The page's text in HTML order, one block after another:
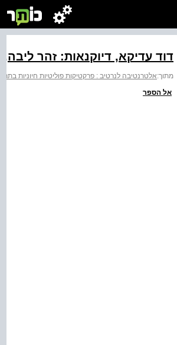
דוד עדיקא, דיוקנאות: זהר ליבה,
מתוך:אלטרנטיבה לנרטיב : פרקטיקות פוליטיות חיוניות
אל הספר